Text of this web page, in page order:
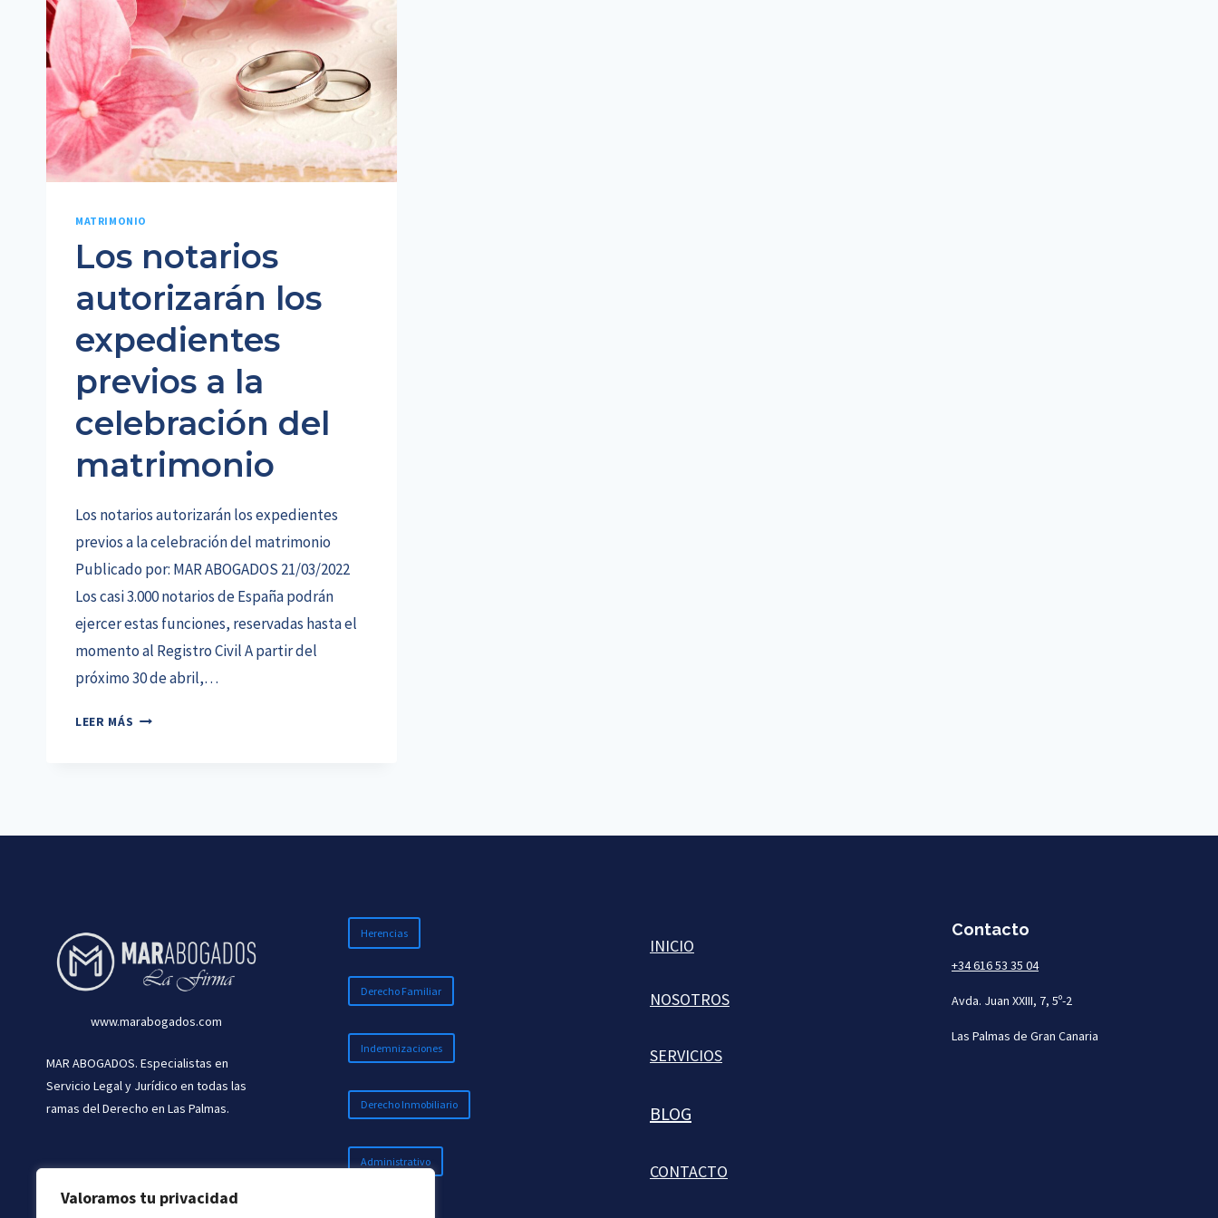
Valoramos tu privacidad
MATRIMONIO
Los notarios
autorizarán los
expedientes
previos a la
celebración del
matrimonio
Los notarios autorizarán los expedientes
previos a la celebración del matrimonio
Publicado por: MAR ABOGADOS 21/03/2022
Los casi 3.000 notarios de España podrán
ejercer estas funciones, reservadas hasta el
momento al Registro Civil A partir del
próximo 30 de abril,…
LEER MÁS LOS
www.marabogados.com
MAR ABOGADOS. Especialistas en
Servicio Legal y Jurídico en todas las
ramas del Derecho en Las Palmas.
Herencias
Derecho Familiar
Indemnizaciones
Derecho Inmobiliario
Administrativo
INICIO
NOSOTROS
SERVICIOS
BLOG
CONTACTO
Contacto
+34 616 53 35 04
Avda. Juan XXIII, 7, 5º-2
Las Palmas de Gran Canaria